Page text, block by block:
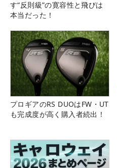
す“反則級”の寛容性と飛びは
本当だった！
プロギアのRS DUOはFW・UT
も完成度が高く購入者続出！